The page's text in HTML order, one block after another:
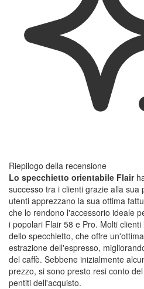
Riepilogo della recensione
Lo specchietto orientabile Flair
successo tra i clienti grazie alla sua
utenti apprezzano la sua ottima
che lo rendono l'accessorio ideale
i popolari Flair 58 e Pro. Molti
dello specchietto, che offre
estrazione dell'espresso,
del caffè. Sebbene inizialmente
prezzo, si sono presto resi conto
pentiti dell'acquisto.